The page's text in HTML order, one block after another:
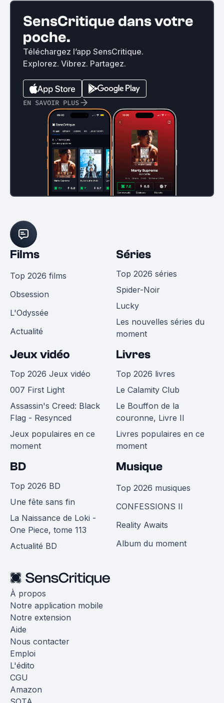
SensCritique dans votre
poche.
Téléchargez l’app SensCritique.
Explorez. Vibrez. Partagez.
EN SAVOIR PLUS
Films
Top 2026 films
Obsession
L'Odyssée
Actualité
Séries
Top 2026 séries
Spider-Noir
Lucky
Les nouvelles séries du
moment
Jeux vidéo
Top 2026 Jeux vidéo
007 First Light
Assassin's Creed: Black
Flag - Resynced
Jeux populaires en ce
moment
Livres
Top 2026 livres
Le Calamity Club
Le Bouffon de la
couronne, Livre II
Livres populaires en ce
moment
BD
Top 2026 BD
Une fête sans fin
La Naissance de Loki -
One Piece, tome 113
Actualité BD
Musique
Top 2026 musiques
CONFESSIONS II
Reality Awaits
Album du moment
À propos
Notre application mobile
Notre extension
Aide
Nous contacter
Emploi
L'édito
CGU
Amazon